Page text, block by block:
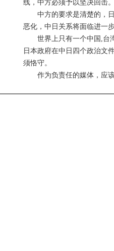
线，中方必须予以坚决回击。
中方的要求是清楚的，日
恶化，中日关系将面临进一
世界上只有一个中国,台湾
日本政府在中日四个政治文
须恪守。
作为负责任的媒体，应该